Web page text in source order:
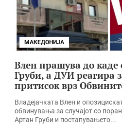
МАКЕДОНИЈА
Влен прашува до каде
Груби, а ДУИ реагира
притисок врз
Владејачката Влен и
обвинувања за случајот со
Артан Груби и постапувањето...